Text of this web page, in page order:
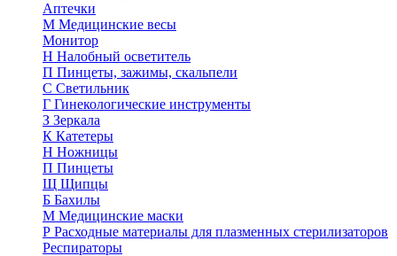
Аптечки
М Медицинские весы
Монитор
Н Налобный осветитель
П Пинцеты, зажимы, скальпели
С Светильник
Г Гинекологические инструменты
З Зеркала
К Катетеры
Н Ножницы
П Пинцеты
Щ Щипцы
Б Бахилы
М Медицинские маски
Р Расходные материалы для плазменных стерилизаторов
Респираторы